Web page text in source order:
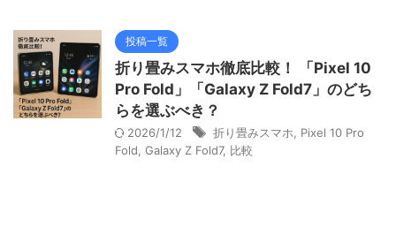
投稿一覧
折り畳みスマホ徹底比較！ 「Pixel 10
Pro Fold」「Galaxy Z Fold7」のどち
らを選ぶべき？
2026/1/12 折り畳みスマホ
Pixel 10 Pro
Fold Galaxy Z Fold7, 比較